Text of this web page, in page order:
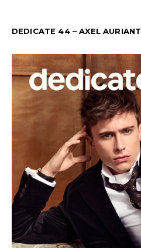
DEDICATE 44 – AXEL AURIANT